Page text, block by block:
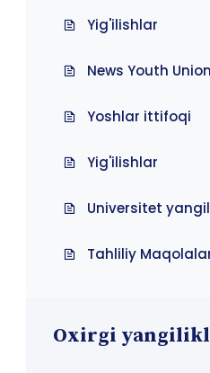
Yig'ilishlar
News Youth Union
Yoshlar ittifoqi
Yig'ilishlar
Universitet
Tahliliy
Oxirgi